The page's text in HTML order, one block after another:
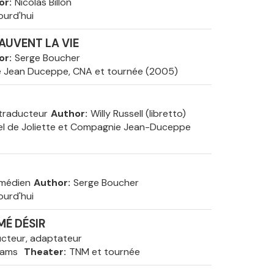
LA VIE
Serge Boucher
Jean Duceppe, CNA et tournée (2005)
Author Willy Russell (libretto)
de Joliette et Compagnie Jean-Duceppe
Author Serge Boucher
DÉSIR
adaptateur
Theater TNM et tournée